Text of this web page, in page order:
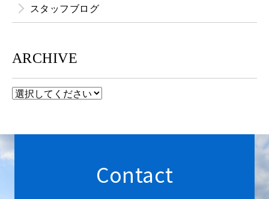
スタッフブログ
ARCHIVE
Contact